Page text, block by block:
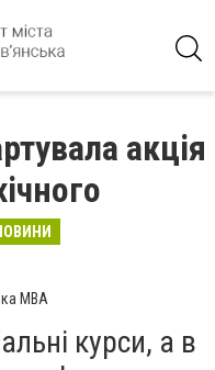
акція
МВА
курси, а в